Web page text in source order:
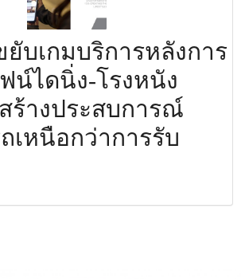
ยับเกมบริการหลังการ
น์ไดนิ่ง-โรงหนัง
ร้างประสบการณ์
เหนือกว่าการรับ